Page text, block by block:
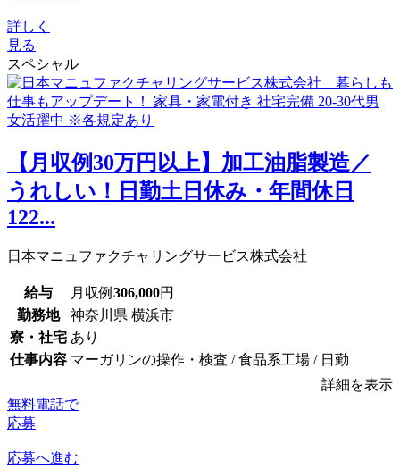
詳しく
見る
スペシャル
【月収例30万円以上】加工油脂製造／
うれしい！日勤土日休み・年間休日
122...
日本マニュファクチャリングサービス株式会社
給与 月収例 306,000円
勤務地
神奈川県 横浜市
寮・社宅 あり
仕事内容 マーガリンの操作・検査 / 食品系工場 / 日勤
詳細を表示
無料電話で
応募
応募へ進む